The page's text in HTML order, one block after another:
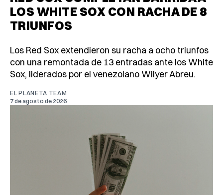
LOS WHITE SOX CON RACHA DE 8
TRIUNFOS
Los Red Sox extendieron su racha a ocho triunfos
con una remontada de 13 entradas ante los White
Sox, liderados por el venezolano Wilyer Abreu.
EL PLANETA TEAM
7 de agosto de 2026